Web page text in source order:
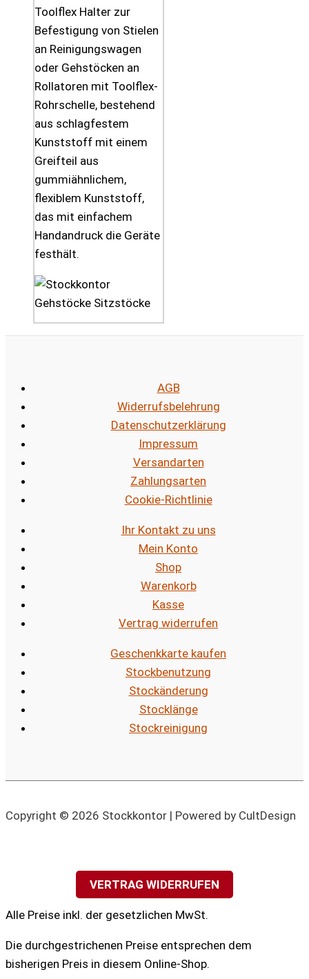
Toolflex Halter zur
Befestigung von Stielen
an Reinigungswagen
oder Gehstöcken an
Rollatoren mit Toolflex-
Rohrschelle, bestehend
aus schlagfestem
Kunststoff mit einem
Greifteil aus
gummiähnlichem,
flexiblem Kunststoff,
das mit einfachem
Handandruck die Geräte
festhält.
AGB
Widerrufsbelehrung
Datenschutzerklärung
Impressum
Versandarten
Zahlungsarten
Cookie-Richtlinie
Ihr Kontakt zu uns
Mein Konto
Shop
Warenkorb
Kasse
Vertrag widerrufen
Geschenkkarte kaufen
Stockbenutzung
Stockänderung
Stocklänge
Stockreinigung
Copyright © 2026 Stockkontor | Powered by CultDesign
VERTRAG WIDERRUFEN
Alle Preise inkl. der gesetzlichen MwSt.
Die durchgestrichenen Preise entsprechen dem
bisherigen Preis in diesem Online-Shop.